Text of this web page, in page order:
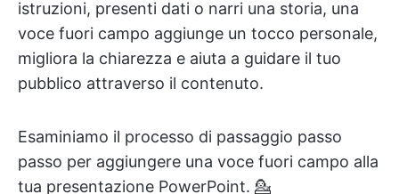
istruzioni, presenti dati o narri una storia, una
voce fuori campo aggiunge un tocco personale,
migliora la chiarezza e aiuta a guidare il tuo
pubblico attraverso il contenuto.
Esaminiamo il processo di passaggio passo
passo per aggiungere una voce fuori campo alla
tua presentazione PowerPoint. 💁